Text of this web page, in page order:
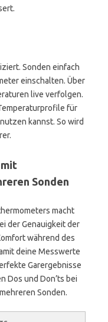
Sonden einfach
einschalten. Über
live verfolgen.
für
kannst. So wird
mit
Sonden
macht
der Genauigkeit der
während des
deine Messwerte
Garergebnisse
Dos und Don’ts bei
Sonden.